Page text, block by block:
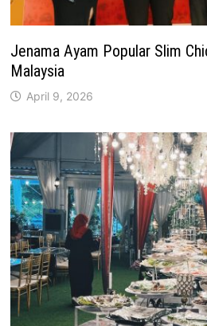
Jenama Ayam Popular Slim
Malaysia
April 9, 2026